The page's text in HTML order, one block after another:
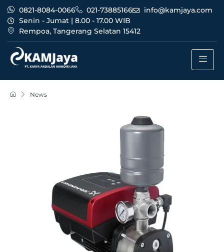
0821-8084-0066 021-73885166
info@kamjaya.com
Senin - Jumat | 8.00 - 17.00 WIB
Rempoa, Tangerang Selatan 15412
News